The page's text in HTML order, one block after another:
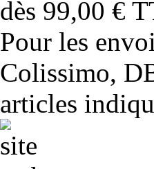
dès 99,00 €
Pour les
Colissimo,
articles